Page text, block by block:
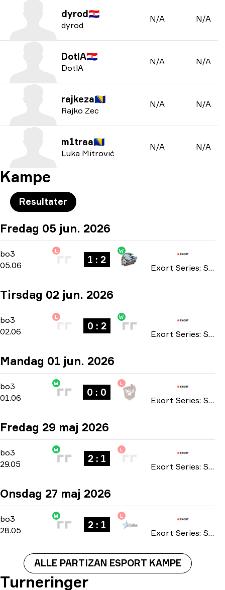
dyrod🇭🇷
dyrod
N/A N/A
DotlA🇭🇷
DotlA
N/A N/A
rajkeza🇧🇦
Rajko Zec
N/A N/A
m1traa🇧🇦
Luka Mitrović
N/A N/A
Kampe
Resultater
Fredag 05 jun. 2026
bo3 -bo3
05.06
L
1 : 2
W
Exort Series: Season 27 2026
Tirsdag 02 jun. 2026
bo3 Main Stage-
02.06
L
0 : 2
W
Exort Series: Season 27 2026
Mandag 01 jun. 2026
bo3 Main Stage-
01.06
W
0 : 0
L
Exort Series: Season 27 2026
Fredag 29 maj 2026
bo3 Main Stage-
29.05
W
2 : 1
L
Exort Series: Season 27 2026
Onsdag 27 maj 2026
bo3 Main Stage-
28.05
W
2 : 1
L
Exort Series: Season 27 2026
ALLE PARTIZAN ESPORT KAMPE
Turneringer